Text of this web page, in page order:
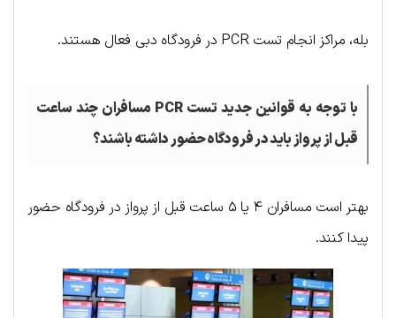
بله، مراکز انجام تست PCR در فرودگاه دبی فعال هستند.
با توجه به قوانین جدید تستPCR مسافران چند ساعت
قبل از پرواز باید در فرودگاه حضور داشته باشند؟
بهتر است مسافران ۴ یا ۵ ساعت قبل از پرواز در فرودگاه حضور
پیدا کنند.